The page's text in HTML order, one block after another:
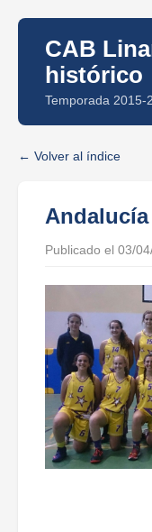
CAB
histórico
Temporada 2015-
Volver al índice
Publicado el 03/